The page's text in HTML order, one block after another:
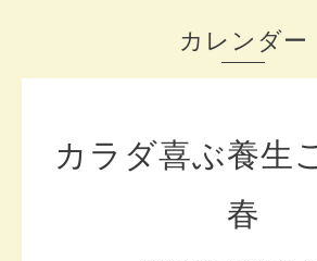
カレンダー
カラダ喜ぶ養生
春